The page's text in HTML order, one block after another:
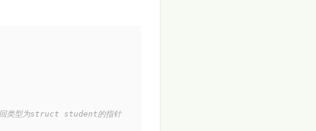
回类型为struct student的指针